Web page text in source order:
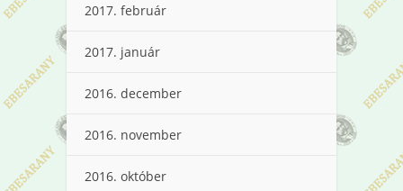
2017. február
2017. január
2016. december
2016. november
2016. október